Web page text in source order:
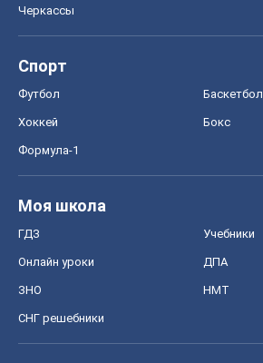
Черкассы
Спорт
Футбол Баскетбол
Хоккей Бокс
Формула-1
Моя школа
ГДЗ Учебники
Онлайн уроки ДПА
ЗНО НМТ
СНГ решебники